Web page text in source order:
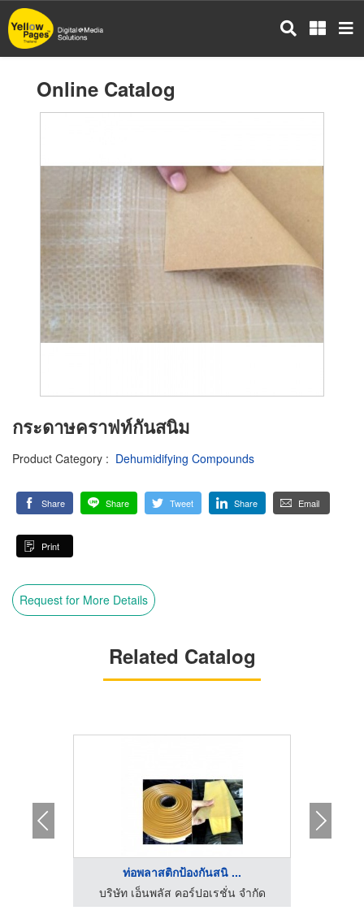
Skip
to
main
Online Catalog
กระดาษคราฟท์กันสนิม
Product Category : Dehumidifying Compounds
Share Share Tweet Share Email
Print
Request for More Details
Related Catalog
ท่อพลาสติกป้องกันสนิ ...
บริษัท เอ็นพลัส คอร์ปอเรชั่น จำกัด